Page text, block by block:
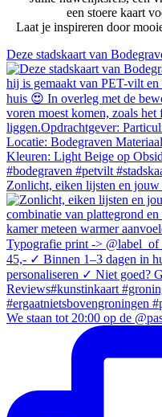
een stoere kaart
Laat je inspireren door
Deze stadskaart van
Zonlicht, eiken lijsten en
We staan tot 20:00 op de